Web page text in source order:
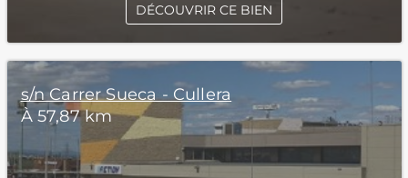
DÉCOUVRIR CE BIEN
s/n Carrer Sueca - Cullera
À 57,87 km